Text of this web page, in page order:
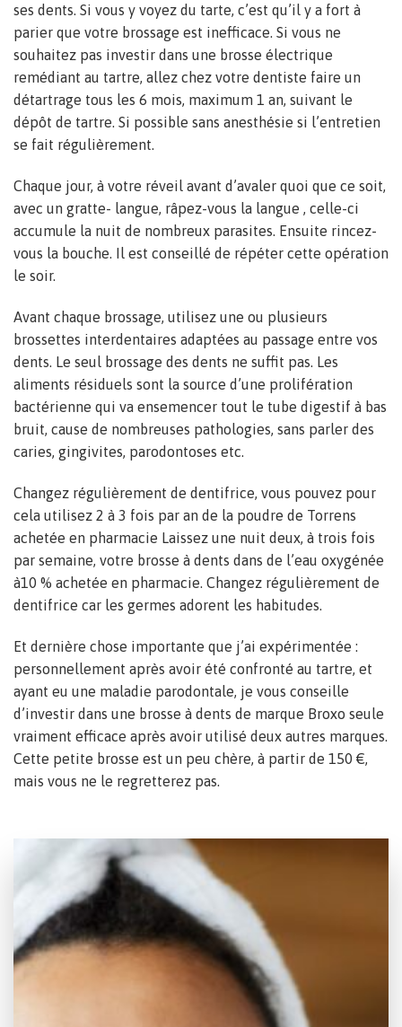
ses dents. Si vous y voyez du tarte, c’est qu’il y a fort à
parier que votre brossage est inefficace. Si vous ne
souhaitez pas investir dans une brosse électrique
remédiant au tartre, allez chez votre dentiste faire un
détartrage tous les 6 mois, maximum 1 an, suivant le
dépôt de tartre. Si possible sans anesthésie si l’entretien
se fait régulièrement.
Chaque jour, à votre réveil avant d’avaler quoi que ce soit,
avec un gratte- langue, râpez-vous la langue , celle-ci
accumule la nuit de nombreux parasites. Ensuite rincez-
vous la bouche. Il est conseillé de répéter cette opération
le soir.
Avant chaque brossage, utilisez une ou plusieurs
brossettes interdentaires adaptées au passage entre vos
dents. Le seul brossage des dents ne suffit pas. Les
aliments résiduels sont la source d’une prolifération
bactérienne qui va ensemencer tout le tube digestif à bas
bruit, cause de nombreuses pathologies, sans parler des
caries, gingivites, parodontoses etc.
Changez régulièrement de dentifrice, vous pouvez pour
cela utilisez 2 à 3 fois par an de la poudre de Torrens
achetée en pharmacie Laissez une nuit deux, à trois fois
par semaine, votre brosse à dents dans de l’eau oxygénée
à10 % achetée en pharmacie. Changez régulièrement de
dentifrice car les germes adorent les habitudes.
Et dernière chose importante que j’ai expérimentée :
personnellement après avoir été confronté au tartre, et
ayant eu une maladie parodontale, je vous conseille
d’investir dans une brosse à dents de marque Broxo seule
vraiment efficace après avoir utilisé deux autres marques.
Cette petite brosse est un peu chère, à partir de 150 €,
mais vous ne le regretterez pas.